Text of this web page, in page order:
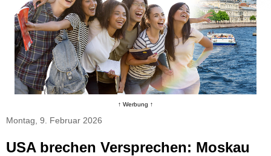
↑ Werbung ↑
Montag, 9. Februar 2026
USA brechen Versprechen: Moskau